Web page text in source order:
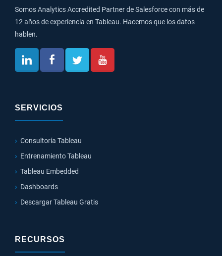
Somos Analytics Accredited Partner de Salesforce con más de
12 años de experiencia en Tableau. Hacemos que los datos
hablen.
SERVICIOS
Consultoría Tableau
Entrenamiento Tableau
Tableau Embedded
Dashboards
Descargar Tableau Gratis
RECURSOS